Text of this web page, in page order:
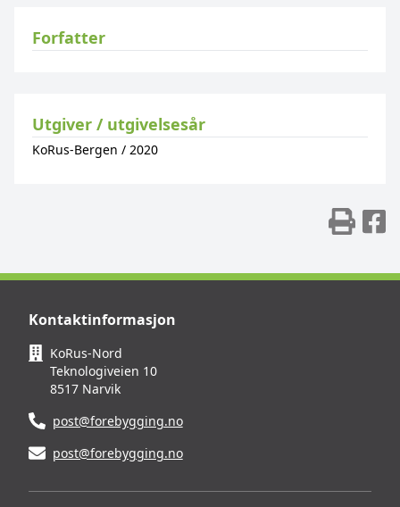
Forfatter
Utgiver / utgivelsesår
KoRus-Bergen / 2020
Kontaktinformasjon
KoRus-Nord
Teknologiveien 10
8517 Narvik
post@forebygging.no
post@forebygging.no